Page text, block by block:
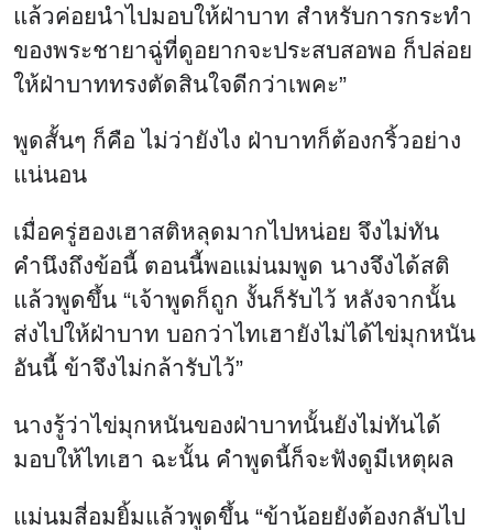
แล้วค่อยนำไปมอบให้ฝ่าบาท สำหรับการกระทำ
ของพระชายาฉู่ที่ดูอยากจะประสบสอพอ ก็ปล่อย
ให้ฝ่าบาททรงตัดสินใจดีกว่าเพคะ”
พูดสั้นๆ ก็คือ ไม่ว่ายังไง ฝ่าบาทก็ต้องกริ้วอย่าง
แน่นอน
เมื่อครู่ฮองเฮาสติหลุดมากไปหน่อย จึงไม่ทัน
คำนึงถึงข้อนี้ ตอนนี้พอแม่นมพูด นางจึงได้สติ
แล้วพูดขึ้น “เจ้าพูดก็ถูก งั้นก็รับไว้ หลังจากนั้น
ส่งไปให้ฝ่าบาท บอกว่าไทเฮายังไม่ได้ไข่มุกหนัน
อันนี้ ข้าจึงไม่กล้ารับไว้”
นางรู้ว่าไข่มุกหนันของฝ่าบาทนั้นยังไม่ทันได้
มอบให้ไทเฮา ฉะนั้น คำพูดนี้ก็จะฟังดูมีเหตุผล
แม่นมสี่อมยิ้มแล้วพูดขึ้น “ข้าน้อยยังต้องกลับไป